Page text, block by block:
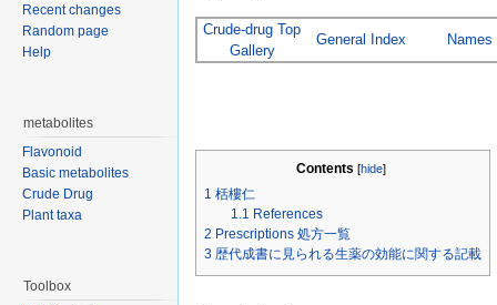
Crude-drug Top
Gallery
General Index Names
Contents [hide]
1 栝樓仁
1.1 References
2 Prescriptions 処方一覧
3 歴代成書に見られる生薬の効能に関する記載
Recent changes
Random page
Help
metabolites
Flavonoid
Basic metabolites
Crude Drug
Plant taxa
Toolbox